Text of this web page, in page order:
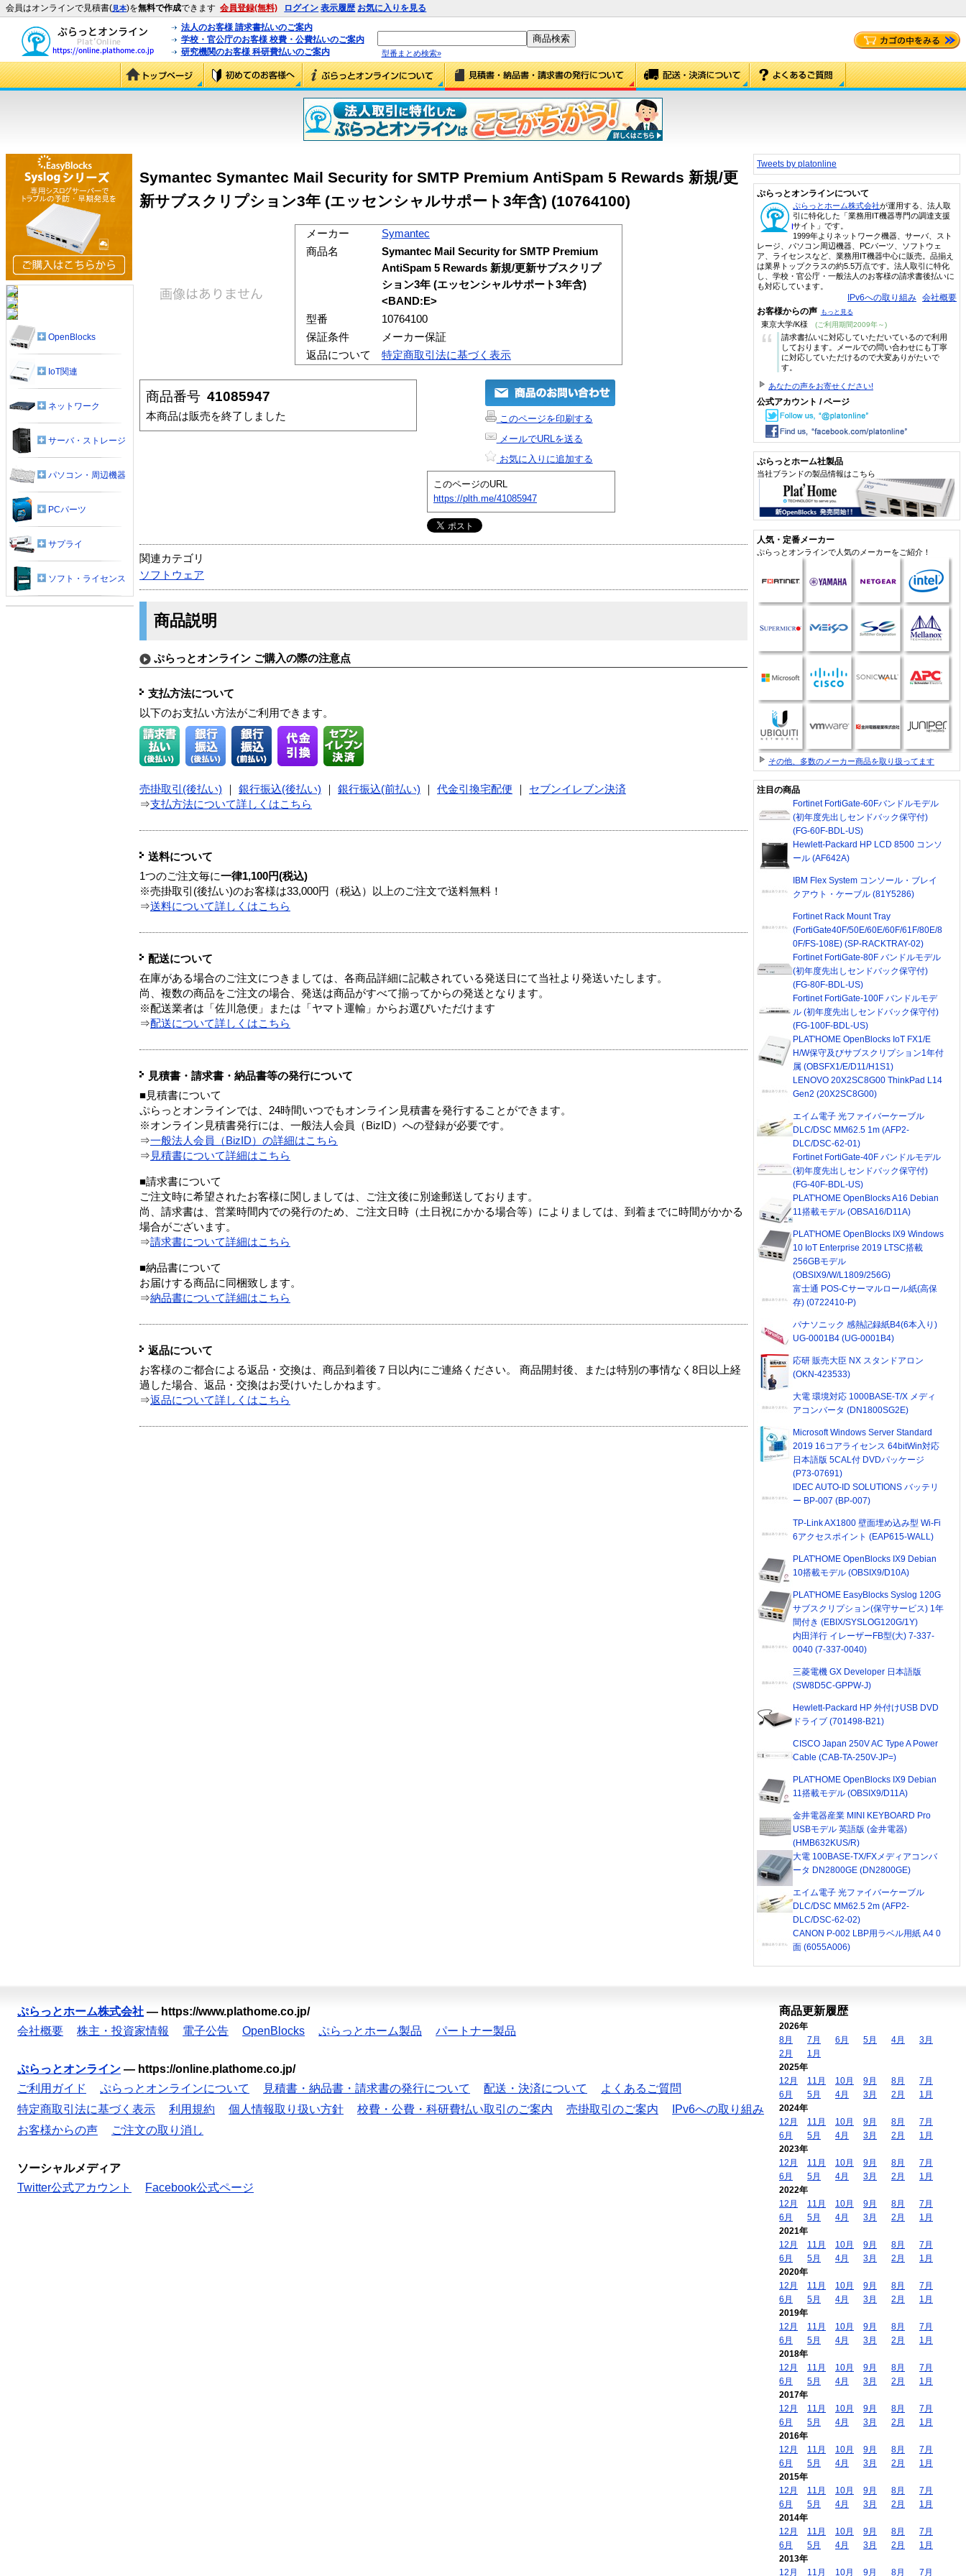
会員はオンラインで見積書(見本)を無料で作成できます 会員登録(無料) ログイン 表示履歴 お気に入りを見る
法人のお客様 請求書払いのご案内
学校・官公庁のお客様 校費・公費払いのご案内
研究機関のお客様 科研費払いのご案内
型番まとめ検索»
Symantec Symantec Mail Security for SMTP Premium AntiSpam 5 Rewards 新規/更
新サブスクリプション3年 (エッセンシャルサポート3年含) (10764100)
メーカー
Symantec
商品名
Symantec Mail Security for SMTP Premium
AntiSpam 5 Rewards 新規/更新サブスクリプ
ション3年 (エッセンシャルサポート3年含)
<BAND:E>
型番
10764100
保証条件
メーカー保証
返品について
特定商取引法に基づく表示
商品番号 41085947
本商品は販売を終了しました
このページを印刷する
メールでURLを送る
お気に入りに追加する
このページのURL
https://plth.me/41085947
関連カテゴリ
ソフトウェア
商品説明
ぷらっとオンライン ご購入の際の注意点
支払方法について
以下のお支払い方法がご利用できます。
売掛取引(後払い) 銀行振込(後払い) 銀行振込(前払い) 代金引換宅配便
セブンイレブン決済
⇒支払方法について詳しくはこちら
送料について
1つのご注文毎に一律1,100円(税込)
※売掛取引(後払い)のお客様は33,000円（税込）以上のご注文で送料無料！
⇒送料について詳しくはこちら
配送について
在庫がある場合のご注文につきましては、各商品詳細に記載されている発送日にて当社より発送いたします。
尚、複数の商品をご注文の場合、発送は商品がすべて揃ってからの発送となります。
※配送業者は「佐川急便」または「ヤマト運輸」からお選びいただけます
⇒配送について詳しくはこちら
見積書・請求書・納品書等の発行について
■見積書について
ぷらっとオンラインでは、24時間いつでもオンライン見積書を発行することができます。
※オンライン見積書発行には、一般法人会員（BizID）への登録が必要です。
⇒一般法人会員（BizID）の詳細はこちら
⇒ 見積書について詳細はこちら
■請求書について
ご注文時に希望されたお客様に関しましては、ご注文後に別途郵送しております。
尚、請求書は、営業時間内での発行のため、ご注文日時（土日祝にかかる場合等）によりましては、到着までに時間がかかる
場合がございます。
⇒請求書について詳細はこちら
■納品書について
お届けする商品に同梱致します。
⇒納品書について詳細はこちら
返品について
お客様のご都合による返品・交換は、商品到着後７日以内にご連絡ください。 商品開封後、または特別の事情なく8日以上経
過した場合、返品・交換はお受けいたしかねます。
⇒返品について詳しくはこちら
OpenBlocks
IoT関連
ネットワーク
サーバ・ストレージ
パソコン・周辺機器
PCパーツ
サプライ
ソフト・ライセンス
Tweets by platonline
ぷらっとオンラインについて
ぷらっとホーム株式会社が運用する、法人取
引に特化した「業務用IT機器専門の調達支援
サイト」です。
1999年よりネットワーク機器、サーバ、スト
レージ、パソコン周辺機器、PCパーツ、ソフトウェ
ア、ライセンスなど、業務用IT機器中心に販売。品揃え
は業界トップクラスの約5.5万点です。法人取引に特化
し、学校・官公庁・一般法人のお客様の請求書後払いに
も対応しています。
IPv6への取り組み 会社概要
お客様からの声 もっと見る
東京大学/K様 (ご利用期間2009年～)
“
請求書払いに対応していただいているので利用
しております。メールでの問い合わせにも丁寧
に対応していただけるので大変ありがたいで
す。
あなたの声をお寄せください!
公式アカウント / ページ
ぷらっとホーム社製品
当社ブランドの製品情報はこちら
人気・定番メーカー
ぷらっとオンラインで人気のメーカーをご紹介！
その他、多数のメーカー商品を取り扱ってます
注目の商品
Fortinet FortiGate-60Fバンドルモデル
(初年度先出しセンドバック保守付)
(FG-60F-BDL-US)
Hewlett-Packard HP LCD 8500 コンソ
ール (AF642A)
IBM Flex System コンソール・ブレイ
クアウト・ケーブル (81Y5286)
Fortinet Rack Mount Tray
(FortiGate40F/50E/60E/60F/61F/80E/8
0F/FS-108E) (SP-RACKTRAY-02)
Fortinet FortiGate-80F バンドルモデル
(初年度先出しセンドバック保守付)
(FG-80F-BDL-US)
Fortinet FortiGate-100F バンドルモデ
ル (初年度先出しセンドバック保守付)
(FG-100F-BDL-US)
PLAT'HOME OpenBlocks IoT FX1/E
H/W保守及びサブスクリプション1年付
属 (OBSFX1/E/D11/H1S1)
LENOVO 20X2SC8G00 ThinkPad L14
Gen2 (20X2SC8G00)
エイム電子 光ファイバーケーブル
DLC/DSC MM62.5 1m (AFP2-
DLC/DSC-62-01)
Fortinet FortiGate-40F バンドルモデル
(初年度先出しセンドバック保守付)
(FG-40F-BDL-US)
PLAT'HOME OpenBlocks A16 Debian
11搭載モデル (OBSA16/D11A)
PLAT'HOME OpenBlocks IX9 Windows
10 IoT Enterprise 2019 LTSC搭載
256GBモデル
(OBSIX9/W/L1809/256G)
富士通 POS-Cサーマルロール紙(高保
存) (0722410-P)
パナソニック 感熱記録紙B4(6本入り)
UG-0001B4 (UG-0001B4)
応研 販売大臣 NX スタンドアロン
(OKN-423533)
大電 環境対応 1000BASE-T/X メディ
アコンバータ (DN1800SG2E)
Microsoft Windows Server Standard
2019 16コアライセンス 64bitWin対応
日本語版 5CAL付 DVDパッケージ
(P73-07691)
IDEC AUTO-ID SOLUTIONS バッテリ
ー BP-007 (BP-007)
TP-Link AX1800 壁面埋め込み型 Wi-Fi
6アクセスポイント (EAP615-WALL)
PLAT'HOME OpenBlocks IX9 Debian
10搭載モデル (OBSIX9/D10A)
PLAT'HOME EasyBlocks Syslog 120G
サブスクリプション(保守サービス) 1年
間付き (EBIX/SYSLOG120G/1Y)
内田洋行 イレーザーFB型(大) 7-337-
0040 (7-337-0040)
三菱電機 GX Developer 日本語版
(SW8D5C-GPPW-J)
Hewlett-Packard HP 外付けUSB DVD
ドライブ (701498-B21)
CISCO Japan 250V AC Type A Power
Cable (CAB-TA-250V-JP=)
PLAT'HOME OpenBlocks IX9 Debian
11搭載モデル (OBSIX9/D11A)
金井電器産業 MINI KEYBOARD Pro
USBモデル 英語版 (金井電器)
(HMB632KUS/R)
大電 100BASE-TX/FXメディアコンバ
ータ DN2800GE (DN2800GE)
エイム電子 光ファイバーケーブル
DLC/DSC MM62.5 2m (AFP2-
DLC/DSC-62-02)
CANON P-002 LBP用ラベル用紙 A4 0
面 (6055A006)
ぷらっとホーム株式会社 — https://www.plathome.co.jp/
会社概要
株主・投資家情報 電子公告 OpenBlocks ぷらっとホーム製品 パートナー製品
ぷらっとオンライン — https://online.plathome.co.jp/
ご利用ガイド
ぷらっとオンラインについて 見積書・納品書・請求書の発行について 配送・決済について
よくあるご質問
特定商取引法に基づく表示
利用規約 個人情報取り扱い方針 校費・公費・科研費払い取引のご案内 売掛取引のご案内
IPv6への取り組み
お客様からの声
ご注文の取り消し
ソーシャルメディア
Twitter公式アカウント
Facebook公式ページ
商品更新履歴
2026年
8月
7月 6月 5月 4月
3月
2月
1月
2025年
12月
11月 10月 9月 8月
7月
6月
5月 4月 3月 2月
1月
2024年
12月
11月 10月 9月 8月
7月
6月
5月 4月 3月 2月
1月
2023年
12月
11月 10月 9月 8月
7月
6月
5月 4月 3月 2月
1月
2022年
12月
11月 10月 9月 8月
7月
6月
5月 4月 3月 2月
1月
2021年
12月
11月 10月 9月 8月
7月
6月
5月 4月 3月 2月
1月
2020年
12月
11月 10月 9月 8月
7月
6月
5月 4月 3月 2月
1月
2019年
12月
11月 10月 9月 8月
7月
6月
5月 4月 3月 2月
1月
2018年
12月
11月 10月 9月 8月
7月
6月
5月 4月 3月 2月
1月
2017年
12月
11月 10月 9月 8月
7月
6月
5月 4月 3月 2月
1月
2016年
12月
11月 10月 9月 8月
7月
6月
5月 4月 3月 2月
1月
2015年
12月
11月 10月 9月 8月
7月
6月
5月 4月 3月 2月
1月
2014年
12月
11月 10月 9月 8月
7月
6月
5月 4月 3月 2月
1月
2013年
12月
11月 10月 9月 8月 7月